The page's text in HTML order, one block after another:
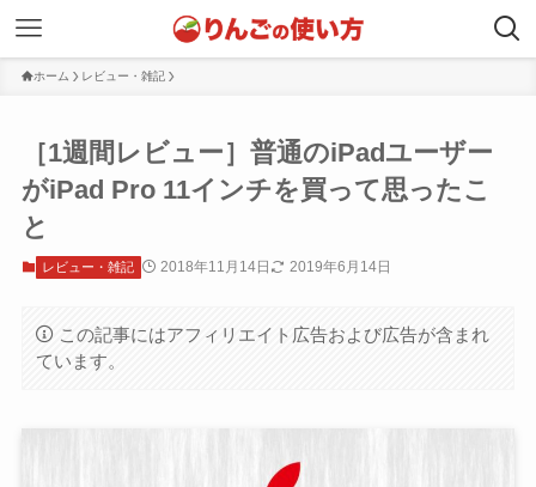
ホーム レビュー・雑記
［1週間レビュー］普通のiPadユーザー
がiPad Pro 11インチを買って思ったこ
と
レビュー・雑記 2018年11月14日 2019年6月14日
この記事にはアフィリエイト広告および広告が含まれ
ています。